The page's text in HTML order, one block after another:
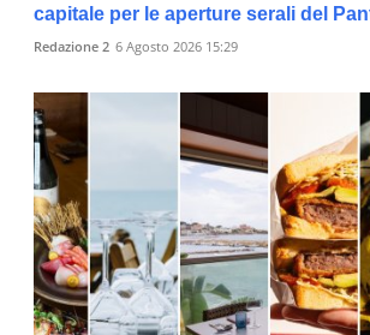
capitale per le aperture serali del
Redazione 2 6 Agosto 2026 15:29